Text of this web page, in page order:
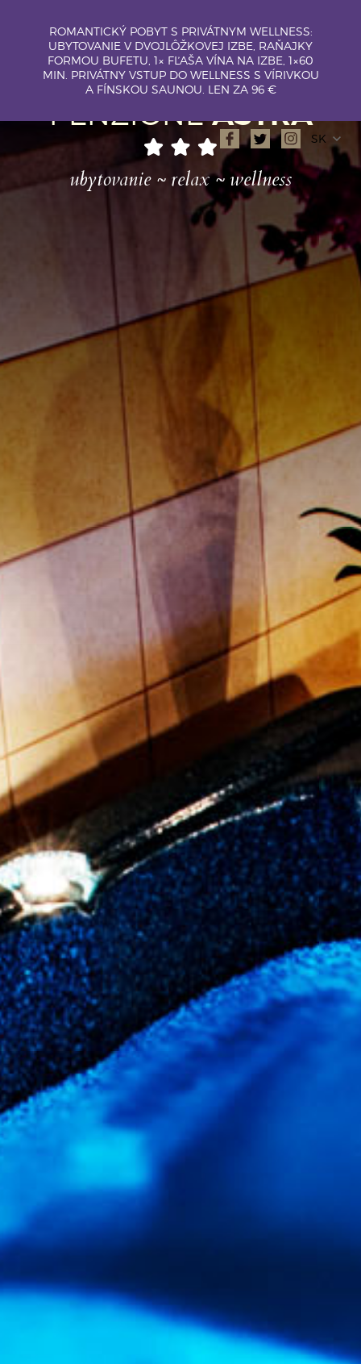
ROMANTICKÝ POBYT S PRIVÁTNYM WELLNESS:
UBYTOVANIE V DVOJLÔŽKOVEJ IZBE, RAŇAJKY
FORMOU BUFETU, 1× FĽAŠA VÍNA NA IZBE, 1×60
MIN. PRIVÁTNY VSTUP DO WELLNESS S VÍRIVKOU
A FÍNSKOU SAUNOU. LEN ZA 96 €
SK
Vitajte v
PENZIÓNEASTRA
ubytovanie ~ relax ~ wellness